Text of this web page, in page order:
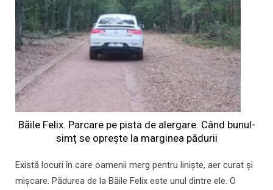
Băile Felix. Parcare pe pista de alergare. Când bunul-
simț se oprește la marginea pădurii
Există locuri în care oamenii merg pentru liniște, aer curat și
mișcare. Pădurea de la Băile Felix este unul dintre ele. O